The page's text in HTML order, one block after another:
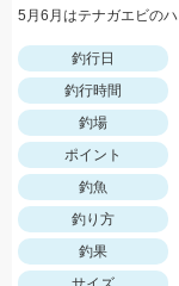
釣行日
釣行時間
釣場
ポイント
釣魚
釣り方
釣果